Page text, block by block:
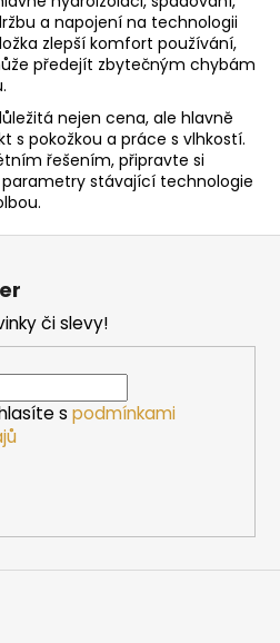
c
í
p
v
k
y
v
ý
p
u
n
í
a napojení na technologii
zlepší komfort používání,
předejít zbytečným chybám
nejen cena, ale hlavně
s pokožkou a práce s vlhkostí.
řešením, připravte si
stávající technologie
či slevy!
s podmínkami